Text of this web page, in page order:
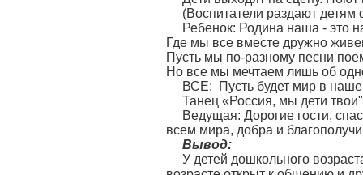
(Воспитатели раздают детям
Ребенок: Родина
Где мы все вместе дружно
Пусть мы по-разному песни
Но все мы мечтаем лишь об
ВСЕ: Пусть будет мир в
Танец «Россия, мы дети
Ведущая: Дорогие гости,
всем мира, добра и
Вывод:
У детей дошкольного